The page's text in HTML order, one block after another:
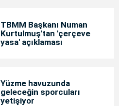
TBMM Başkanı Numan
Kurtulmuş'tan 'çerçeve
yasa' açıklaması
Yüzme havuzunda
geleceğin sporcuları
yetişiyor